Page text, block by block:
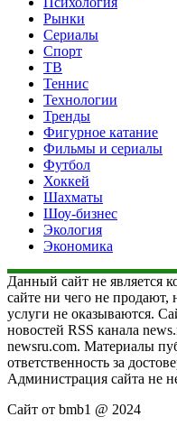
Рынки
Сериалы
Спорт
ТВ
Теннис
Технологии
Тренды
Фигурное катание
Фильмы и сериалы
Футбол
Хоккей
Шахматы
Шоу-бизнес
Экология
Экономика
Данный сайт не является
сайте ни чего не
услуги не оказываются.
новостей RSS канала
newsru.com. Материалы
ответственность за
Администрация сайта не
Сайт от bmb1 @ 2024